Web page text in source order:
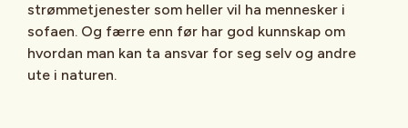
strømmetjenester som heller vil ha mennesker i
sofaen. Og færre enn før har god kunnskap om
hvordan man kan ta ansvar for seg selv og andre
ute i naturen.